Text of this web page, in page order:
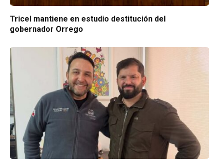
Tricel mantiene en estudio destitución del
gobernador Orrego